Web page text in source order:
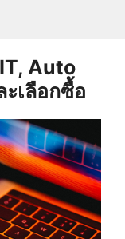
Auto
เลือกซื้อ